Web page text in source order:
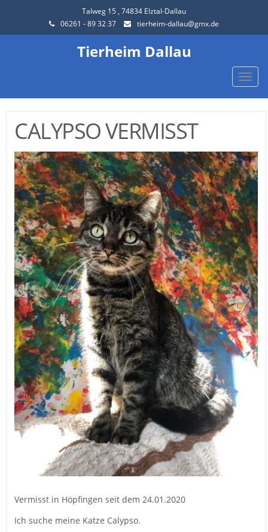
Talweg 15 , 74834 Elztal-Dallau
06261 - 89 32 37
tierheim-dallau@gmx.de
Tierheim Dallau
Toggle
CALYPSO VERMISST
Vermisst in Höpfingen seit dem 24.01.2020
Ich suche meine Katze Calypso.